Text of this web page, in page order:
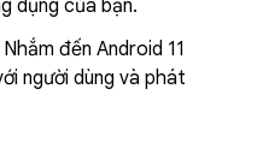
dụng của bạn.
Nhắm đến Android 11
người dùng và phát